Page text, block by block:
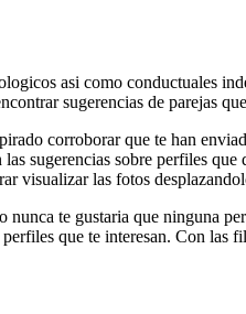
asi­ como conductuales
sugerencias de parejas
corroborar que te han
sugerencias sobre perfiles
visualizar las fotos
te gustaria que ninguna
que te interesan. Con las